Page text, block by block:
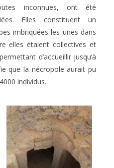
inconnues, ont été
Elles constituent un
imbriquées les unes dans
elles étaient collectives et
d’accueillir jusqu’à
que la nécropole aurait pu
individus.